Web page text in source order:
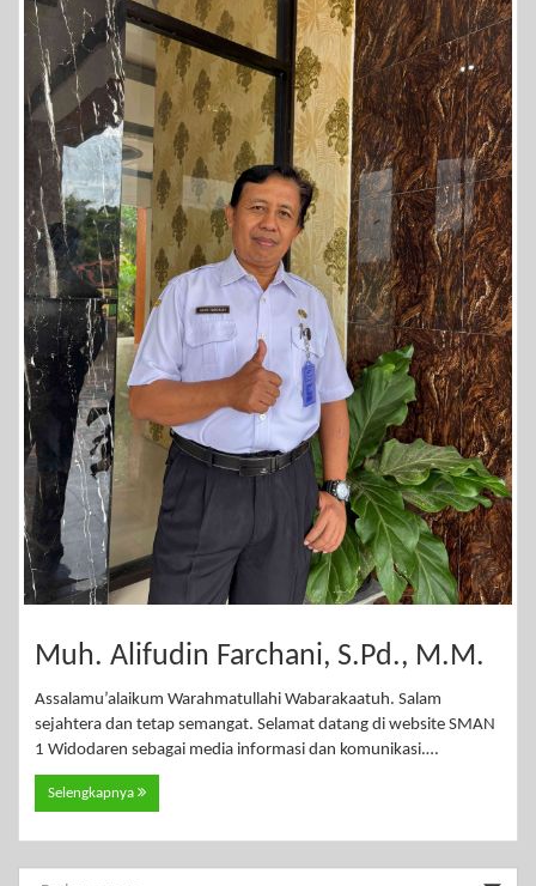
Muh. Alifudin Farchani, S.Pd., M.M.
Assalamu’alaikum Warahmatullahi Wabarakaatuh. Salam
sejahtera dan tetap semangat. Selamat datang di website SMAN
1 Widodaren sebagai media informasi dan komunikasi.…
Selengkapnya